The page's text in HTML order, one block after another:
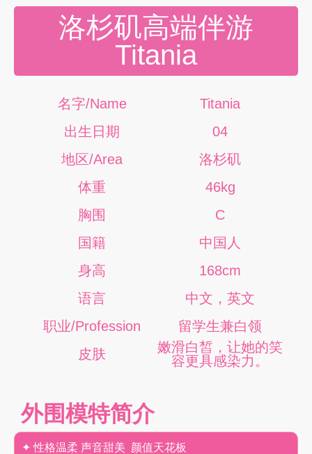
洛杉矶高端伴游
Titania
名字/Name
Titania
出生日期
04
地区/Area
洛杉矶
体重
46kg
胸围
C
国籍
中国人
身高
168cm
语言
中文，英文
职业/Profession
留学生兼白领
皮肤
嫩滑白皙，让她的笑
容更具感染力。
外围模特简介
✦ 性格温柔 声音甜美 颜值天花板